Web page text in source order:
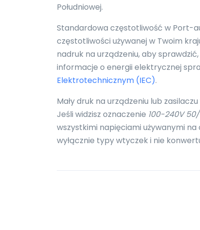
Południowej.
Standardowa częstotliwość w Port-
częstotliwości używanej w Twoim
nadruk na urządzeniu, aby
informacje o energii elektrycznej
Elektrotechnicznym (IEC).
Mały druk na urządzeniu lub
Jeśli widzisz oznaczenie 100-240V
wszystkimi napięciami używanymi
wyłącznie typy wtyczek i nie